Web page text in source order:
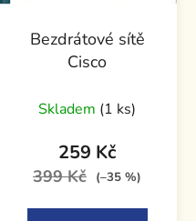
Bezdrátové sítě
Cisco
Skladem (1 ks)
259 Kč
399 Kč (–35 %)